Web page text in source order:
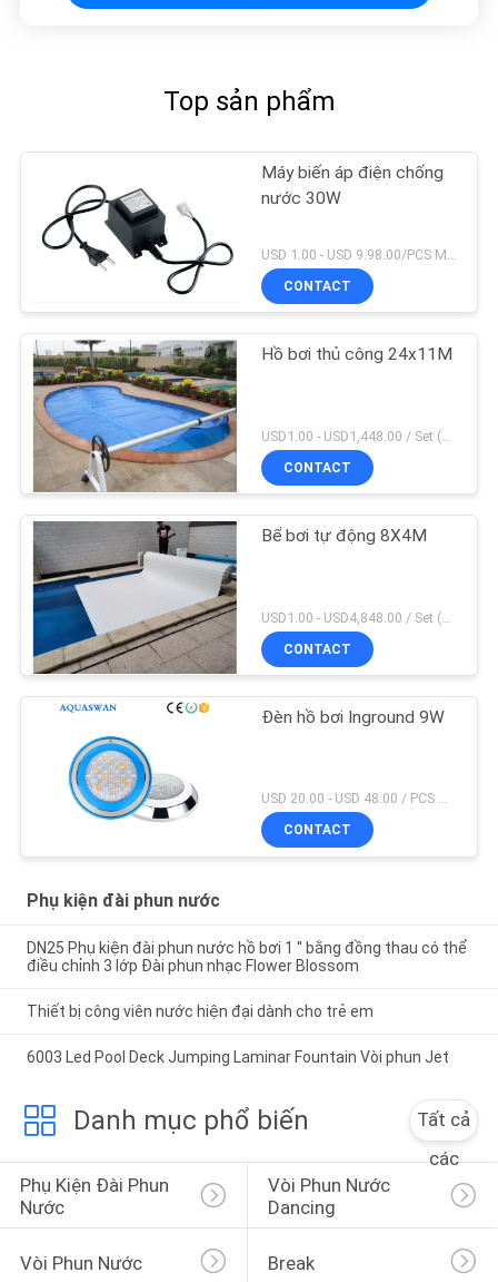
Top sản phẩm
Máy biến áp điện chống
nước 30W
USD 1.00 - USD 9.98.00/PCS MOQ:1 chiếc
CONTACT
Hồ bơi thủ công 24x11M
CONTACT
Bể bơi tự động 8X4M
CONTACT
Đèn hồ bơi Inground 9W
USD 20.00 - USD 48.00 / PCS MOQ:1 chiếc
CONTACT
Phụ kiện đài phun nước
DN25 Phụ kiện đài phun nước hồ bơi 1 '' bằng đồng thau có thể
điều chỉnh 3 lớp Đài phun nhạc Flower Blossom
Thiết bị công viên nước hiện đại dành cho trẻ em
6003 Led Pool Deck Jumping Laminar Fountain Vòi phun Jet
Danh mục phổ biến
Tất cả
các
Phụ Kiện Đài Phun
Nước
Vòi Phun Nước
Dancing
Vòi Phun Nước Break